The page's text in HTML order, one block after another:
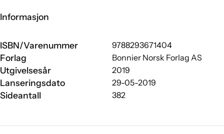
Informasjon
ISBN/Varenummer 9788293671404
Forlag Bonnier Norsk Forlag AS
Utgivelsesår 2019
Lanseringsdato 29-05-2019
Sideantall 382